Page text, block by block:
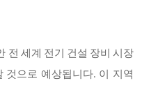
전 세계 전기 건설 장비 시장
것으로 예상됩니다. 이 지역